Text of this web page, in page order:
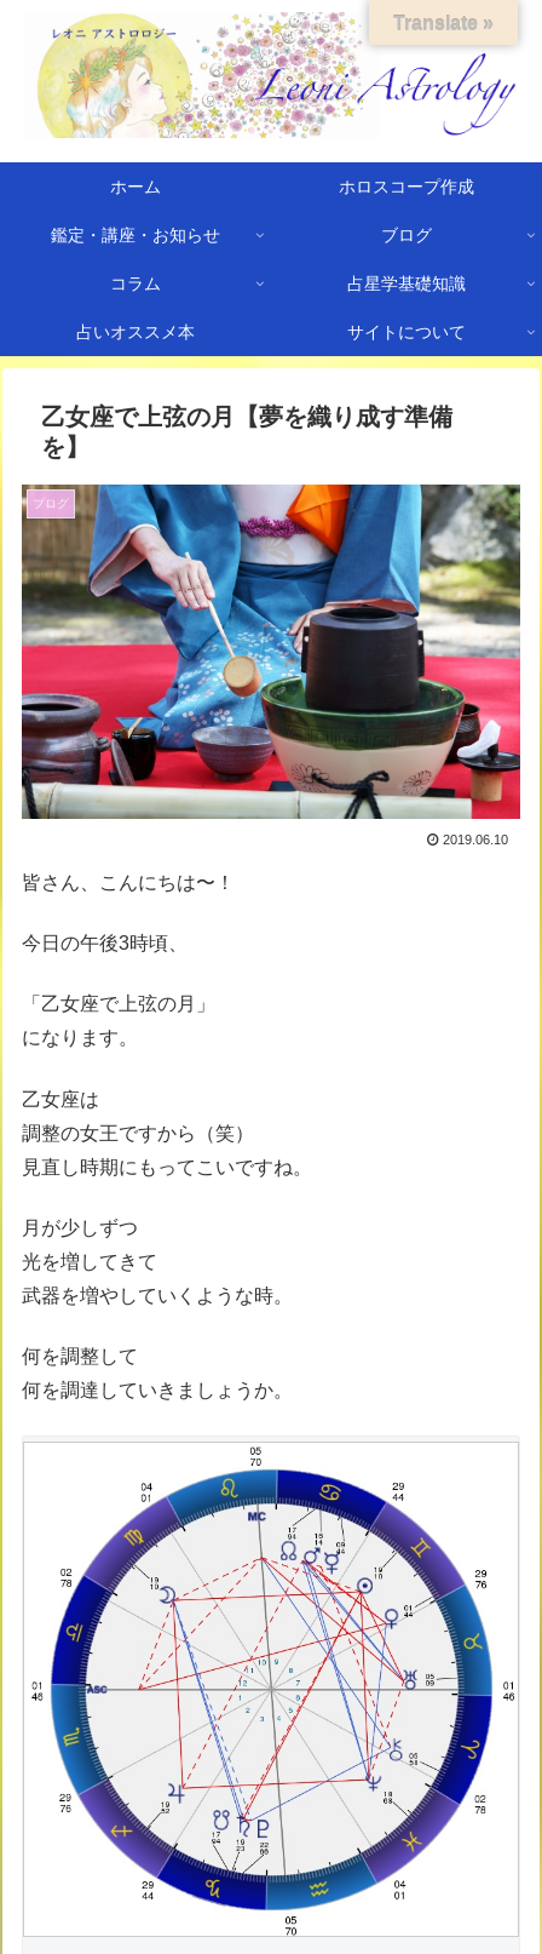
ホーム ホロスコープ作成
鑑定・講座・お知らせ ブログ
コラム 占星学基礎知識
占いオススメ本 サイトについて
乙女座で上弦の月【夢を織り成す準備
を】
ブログ
2019.06.10
皆さん、こんにちは〜！
今日の午後3時頃、
「乙女座で上弦の月」
になります。
乙女座は
調整の女王ですから（笑）
見直し時期にもってこいですね。
月が少しずつ
光を増してきて
武器を増やしていくような時。
何を調整して
何を調達していきましょうか。
Translate »